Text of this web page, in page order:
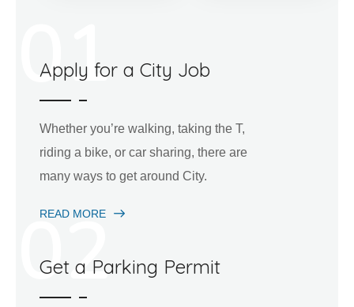
01
Apply for a City Job
Whether you’re walking, taking the T,
riding a bike, or car sharing, there are
many ways to get around City.
READ MORE
02
Get a Parking Permit